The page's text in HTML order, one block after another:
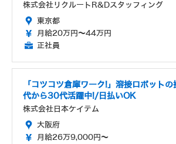
株式会社リクルートR&Dスタッフィング
東京都
月給20万円～44万円
正社員
「コツコツ倉庫ワーク!」溶接ロボット
代から30代活躍中!/日払いOK
株式会社日本ケイテム
大阪府
月給26万9,000円～